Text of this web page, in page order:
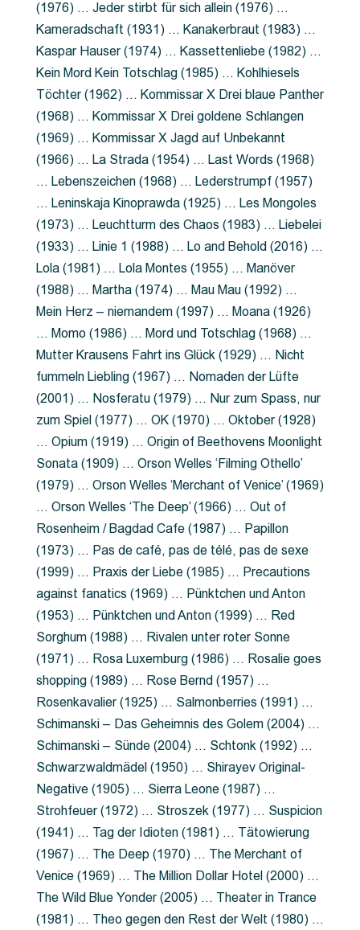
(1976) … Jeder stirbt für sich allein (1976) …
Kameradschaft (1931) … Kanakerbraut (1983) …
Kaspar Hauser (1974) … Kassettenliebe (1982) …
Kein Mord Kein Totschlag (1985) … Kohlhiesels
Töchter (1962) … Kommissar X Drei blaue Panther
(1968) … Kommissar X Drei goldene Schlangen
(1969) … Kommissar X Jagd auf Unbekannt
(1966) … La Strada (1954) … Last Words (1968)
… Lebenszeichen (1968) … Lederstrumpf (1957)
… Leninskaja Kinoprawda (1925) … Les Mongoles
(1973) … Leuchtturm des Chaos (1983) … Liebelei
(1933) … Linie 1 (1988) … Lo and Behold (2016) …
Lola (1981) … Lola Montes (1955) … Manöver
(1988) … Martha (1974) … Mau Mau (1992) …
Mein Herz – niemandem (1997) … Moana (1926)
… Momo (1986) … Mord und Totschlag (1968) …
Mutter Krausens Fahrt ins Glück (1929) … Nicht
fummeln Liebling (1967) … Nomaden der Lüfte
(2001) … Nosferatu (1979) … Nur zum Spass, nur
zum Spiel (1977) … OK (1970) … Oktober (1928)
… Opium (1919) … Origin of Beethovens Moonlight
Sonata (1909) … Orson Welles ‘Filming Othello’
(1979) … Orson Welles ‘Merchant of Venice’ (1969)
… Orson Welles ‘The Deep’ (1966) … Out of
Rosenheim / Bagdad Cafe (1987) … Papillon
(1973) … Pas de café, pas de télé, pas de sexe
(1999) … Praxis der Liebe (1985) … Precautions
against fanatics (1969) … Pünktchen und Anton
(1953) … Pünktchen und Anton (1999) … Red
Sorghum (1988) … Rivalen unter roter Sonne
(1971) … Rosa Luxemburg (1986) … Rosalie goes
shopping (1989) … Rose Bernd (1957) …
Rosenkavalier (1925) … Salmonberries (1991) …
Schimanski – Das Geheimnis des Golem (2004) …
Schimanski – Sünde (2004) … Schtonk (1992) …
Schwarzwaldmädel (1950) … Shirayev Original-
Negative (1905) … Sierra Leone (1987) …
Strohfeuer (1972) … Stroszek (1977) … Suspicion
(1941) … Tag der Idioten (1981) … Tätowierung
(1967) … The Deep (1970) … The Merchant of
Venice (1969) … The Million Dollar Hotel (2000) …
The Wild Blue Yonder (2005) … Theater in Trance
(1981) … Theo gegen den Rest der Welt (1980) …